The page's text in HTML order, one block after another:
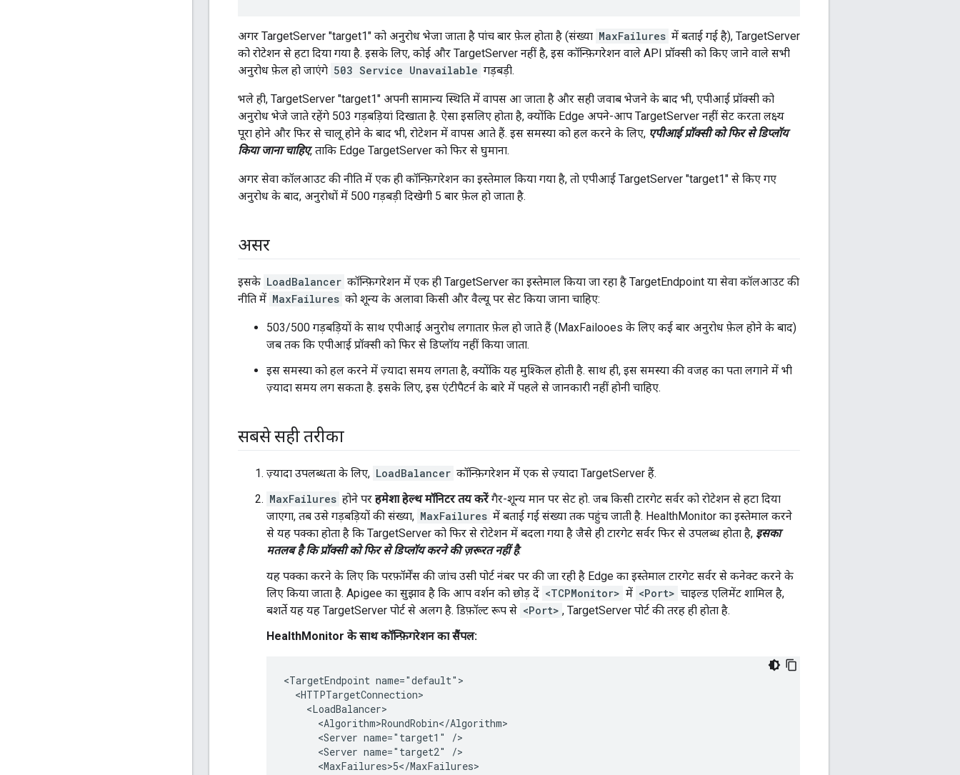
अगर TargetServer "target1" को अनुरोध भेजा जाता है पांच बार फ़ेल होता है (संख्या MaxFailures में बताई गई है), TargetServer
को रोटेशन से हटा दिया गया है. इसके लिए, कोई और TargetServer नहीं है, इस कॉन्फ़िगरेशन वाले API प्रॉक्सी को किए जाने वाले सभी
अनुरोध फ़ेल हो जाएंगे 503 Service Unavailable गड़बड़ी.
भले ही, TargetServer "target1" अपनी सामान्य स्थिति में वापस आ जाता है और सही जवाब भेजने के बाद भी, एपीआई प्रॉक्सी को
अनुरोध भेजे जाते रहेंगे 503 गड़बड़ियां दिखाता है. ऐसा इसलिए होता है, क्योंकि Edge अपने-आप TargetServer नहीं सेट करता लक्ष्य
पूरा होने और फिर से चालू होने के बाद भी, रोटेशन में वापस आते हैं. इस समस्या को हल करने के लिए, एपीआई प्रॉक्सी को फिर से डिप्लॉय
किया जाना चाहिए, ताकि Edge TargetServer को फिर से घुमाना.
अगर सेवा कॉलआउट की नीति में एक ही कॉन्फ़िगरेशन का इस्तेमाल किया गया है, तो एपीआई TargetServer "target1" से किए गए
अनुरोध के बाद, अनुरोधों में 500 गड़बड़ी दिखेगी 5 बार फ़ेल हो जाता है.
असर
इसके LoadBalancer कॉन्फ़िगरेशन में एक ही TargetServer का इस्तेमाल किया जा रहा है TargetEndpoint या सेवा कॉलआउट की
नीति में MaxFailures को शून्य के अलावा किसी और वैल्यू पर सेट किया जाना चाहिए:
503/500 गड़बड़ियों के साथ एपीआई अनुरोध लगातार फ़ेल हो जाते हैं (MaxFailooes के लिए कई बार अनुरोध फ़ेल होने के बाद)
जब तक कि एपीआई प्रॉक्सी को फिर से डिप्लॉय नहीं किया जाता.
इस समस्या को हल करने में ज़्यादा समय लगता है, क्योंकि यह मुश्किल होती है. साथ ही, इस समस्या की वजह का पता लगाने में भी
ज़्यादा समय लग सकता है. इसके लिए, इस एंटीपैटर्न के बारे में पहले से जानकारी नहीं होनी चाहिए.
सबसे सही तरीका
ज़्यादा उपलब्धता के लिए, LoadBalancer कॉन्फ़िगरेशन में एक से ज़्यादा TargetServer हैं.
MaxFailures होने पर हमेशा हेल्थ मॉनिटर तय करेंगैर-शून्य मान पर सेट हो. जब किसी टारगेट सर्वर को रोटेशन से हटा दिया
जाएगा, तब उसे गड़बड़ियों की संख्या, MaxFailures में बताई गई संख्या तक पहुंच जाती है. HealthMonitor का इस्तेमाल करने
से यह पक्का होता है कि TargetServer को फिर से रोटेशन में बदला गया है जैसे ही टारगेट सर्वर फिर से उपलब्ध होता है, इसका
मतलब है कि प्रॉक्सी को फिर से डिप्लॉय करने की ज़रूरत नहीं है.
यह पक्का करने के लिए कि परफ़ॉर्मेंस की जांच उसी पोर्ट नंबर पर की जा रही है Edge का इस्तेमाल टारगेट सर्वर से कनेक्ट करने के
लिए किया जाता है. Apigee का सुझाव है कि आप वर्शन को छोड़ दें <TCPMonitor> में <Port> चाइल्ड एलिमेंट शामिल है,
बशर्ते यह यह TargetServer पोर्ट से अलग है. डिफ़ॉल्ट रूप से <Port> , TargetServer पोर्ट की तरह ही होता है.
HealthMonitor के साथ कॉन्फ़िगरेशन का सैंपल:
<TargetEndpoint name="default">
  <HTTPTargetConnection>
    <LoadBalancer>
      <Algorithm>RoundRobin</Algorithm>
      <Server name="target1" />
      <Server name="target2" />
      <MaxFailures>5</MaxFailures>